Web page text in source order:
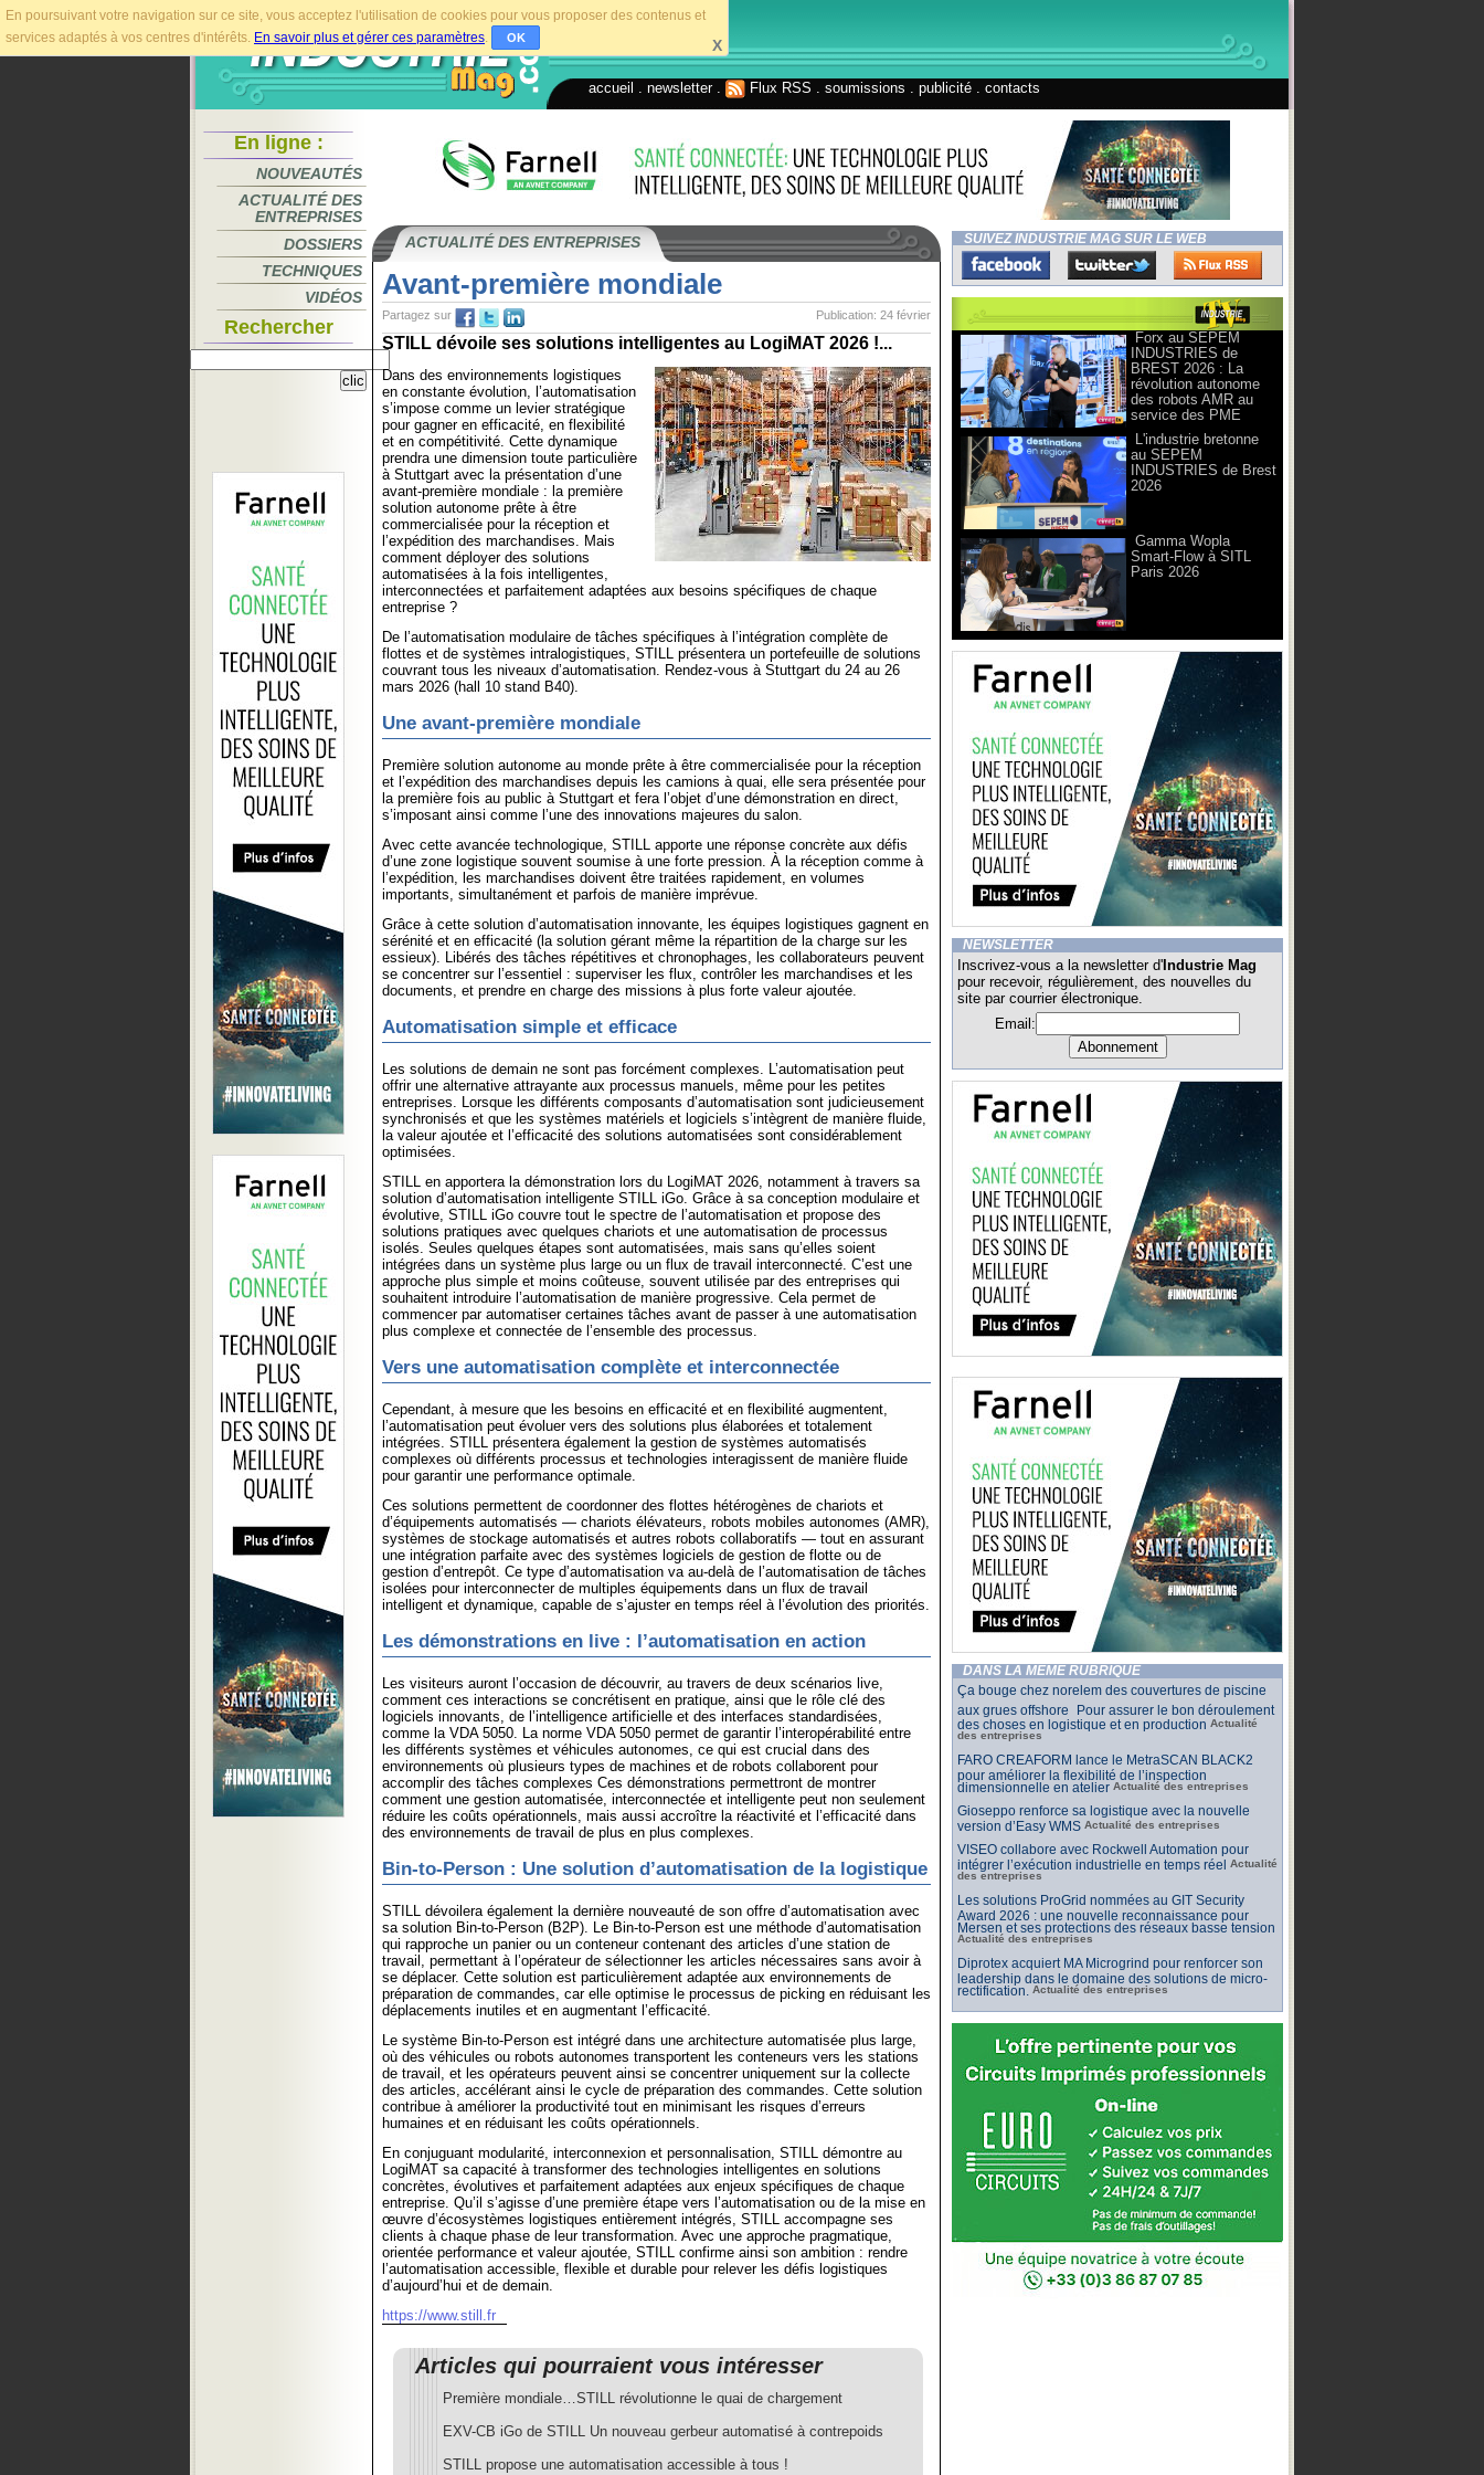
En poursuivant votre navigation sur ce site, vous acceptez l'utilisation de cookies pour vous proposer des contenus et
services adaptés à vos centres d'intérêts. En savoir plus et gérer ces paramètres. OK X
accueil newsletter. Flux RSS soumissions publicité contacts
En ligne :
NOUVEAUTÉS
ACTUALITÉ DES
ENTREPRISES
DOSSIERS
TECHNIQUES
VIDÉOS
Rechercher
ACTUALITÉ DES ENTREPRISES
Avant-première mondiale
Publication: 24 février
Partagez sur
STILL dévoile ses solutions intelligentes au LogiMAT 2026 !...
Dans des environnements logistiques
en constante évolution, l’automatisation
s’impose comme un levier stratégique
pour gagner en efficacité, en flexibilité
et en compétitivité. Cette dynamique
prendra une dimension toute particulière
à Stuttgart avec la présentation d’une
avant-première mondiale : la première
solution autonome prête à être
commercialisée pour la réception et
l’expédition des marchandises. Mais
comment déployer des solutions
automatisées à la fois intelligentes,
interconnectées et parfaitement adaptées aux besoins spécifiques de chaque
entreprise ?
De l’automatisation modulaire de tâches spécifiques à l’intégration complète de
flottes et de systèmes intralogistiques, STILL présentera un portefeuille de solutions
couvrant tous les niveaux d’automatisation. Rendez-vous à Stuttgart du 24 au 26
mars 2026 (hall 10 stand B40).
Une avant-première mondiale
Première solution autonome au monde prête à être commercialisée pour la réception
et l’expédition des marchandises depuis les camions à quai, elle sera présentée pour
la première fois au public à Stuttgart et fera l’objet d’une démonstration en direct,
s’imposant ainsi comme l’une des innovations majeures du salon.
Avec cette avancée technologique, STILL apporte une réponse concrète aux défis
d’une zone logistique souvent soumise à une forte pression. À la réception comme à
l’expédition, les marchandises doivent être traitées rapidement, en volumes
importants, simultanément et parfois de manière imprévue.
Grâce à cette solution d’automatisation innovante, les équipes logistiques gagnent en
sérénité et en efficacité (la solution gérant même la répartition de la charge sur les
essieux). Libérés des tâches répétitives et chronophages, les collaborateurs peuvent
se concentrer sur l’essentiel : superviser les flux, contrôler les marchandises et les
documents, et prendre en charge des missions à plus forte valeur ajoutée.
Automatisation simple et efficace
Les solutions de demain ne sont pas forcément complexes. L’automatisation peut
offrir une alternative attrayante aux processus manuels, même pour les petites
entreprises. Lorsque les différents composants d’automatisation sont judicieusement
synchronisés et que les systèmes matériels et logiciels s’intègrent de manière fluide,
la valeur ajoutée et l’efficacité des solutions automatisées sont considérablement
optimisées.
STILL en apportera la démonstration lors du LogiMAT 2026, notamment à travers sa
solution d’automatisation intelligente STILL iGo. Grâce à sa conception modulaire et
évolutive, STILL iGo couvre tout le spectre de l’automatisation et propose des
solutions pratiques avec quelques chariots et une automatisation de processus
isolés. Seules quelques étapes sont automatisées, mais sans qu’elles soient
intégrées dans un système plus large ou un flux de travail interconnecté. C’est une
approche plus simple et moins coûteuse, souvent utilisée par des entreprises qui
souhaitent introduire l’automatisation de manière progressive. Cela permet de
commencer par automatiser certaines tâches avant de passer à une automatisation
plus complexe et connectée de l’ensemble des processus.
Vers une automatisation complète et interconnectée
Cependant, à mesure que les besoins en efficacité et en flexibilité augmentent,
l’automatisation peut évoluer vers des solutions plus élaborées et totalement
intégrées. STILL présentera également la gestion de systèmes automatisés
complexes où différents processus et technologies interagissent de manière fluide
pour garantir une performance optimale.
Ces solutions permettent de coordonner des flottes hétérogènes de chariots et
d’équipements automatisés — chariots élévateurs, robots mobiles autonomes (AMR),
systèmes de stockage automatisés et autres robots collaboratifs — tout en assurant
une intégration parfaite avec des systèmes logiciels de gestion de flotte ou de
gestion d’entrepôt. Ce type d’automatisation va au-delà de l’automatisation de tâches
isolées pour interconnecter de multiples équipements dans un flux de travail
intelligent et dynamique, capable de s’ajuster en temps réel à l’évolution des priorités.
Les démonstrations en live : l’automatisation en action
Les visiteurs auront l’occasion de découvrir, au travers de deux scénarios live,
comment ces interactions se concrétisent en pratique, ainsi que le rôle clé des
logiciels innovants, de l’intelligence artificielle et des interfaces standardisées,
comme la VDA 5050. La norme VDA 5050 permet de garantir l’interopérabilité entre
les différents systèmes et véhicules autonomes, ce qui est crucial dans des
environnements où plusieurs types de machines et de robots collaborent pour
accomplir des tâches complexes Ces démonstrations permettront de montrer
comment une gestion automatisée, interconnectée et intelligente peut non seulement
réduire les coûts opérationnels, mais aussi accroître la réactivité et l’efficacité dans
des environnements de travail de plus en plus complexes.
Bin-to-Person : Une solution d’automatisation de la logistique
STILL dévoilera également la dernière nouveauté de son offre d’automatisation avec
sa solution Bin-to-Person (B2P). Le Bin-to-Person est une méthode d’automatisation
qui rapproche un panier ou un conteneur contenant des articles d’une station de
travail, permettant à l’opérateur de sélectionner les articles nécessaires sans avoir à
se déplacer. Cette solution est particulièrement adaptée aux environnements de
préparation de commandes, car elle optimise le processus de picking en réduisant les
déplacements inutiles et en augmentant l’efficacité.
Le système Bin-to-Person est intégré dans une architecture automatisée plus large,
où des véhicules ou robots autonomes transportent les conteneurs vers les stations
de travail, et les opérateurs peuvent ainsi se concentrer uniquement sur la collecte
des articles, accélérant ainsi le cycle de préparation des commandes. Cette solution
contribue à améliorer la productivité tout en minimisant les risques d’erreurs
humaines et en réduisant les coûts opérationnels.
En conjuguant modularité, interconnexion et personnalisation, STILL démontre au
LogiMAT sa capacité à transformer des technologies intelligentes en solutions
concrètes, évolutives et parfaitement adaptées aux enjeux spécifiques de chaque
entreprise. Qu’il s’agisse d’une première étape vers l’automatisation ou de la mise en
œuvre d’écosystèmes logistiques entièrement intégrés, STILL accompagne ses
clients à chaque phase de leur transformation. Avec une approche pragmatique,
orientée performance et valeur ajoutée, STILL confirme ainsi son ambition : rendre
l’automatisation accessible, flexible et durable pour relever les défis logistiques
d’aujourd’hui et de demain.
https://www.still.fr
Articles qui pourraient vous intéresser
Première mondiale…STILL révolutionne le quai de chargement
EXV-CB iGo de STILL Un nouveau gerbeur automatisé à contrepoids
STILL propose une automatisation accessible à tous !
SUIVEZ INDUSTRIE MAG SUR LE WEB
Forx au SEPEM
INDUSTRIES de
BREST 2026 : La
révolution autonome
des robots AMR au
service des PME
L'industrie bretonne
au SEPEM
INDUSTRIES de Brest
2026
Gamma Wopla
Smart-Flow à SITL
Paris 2026
NEWSLETTER
Inscrivez-vous a la newsletter d' Industrie Mag
pour recevoir, régulièrement, des nouvelles du
site par courrier électronique.
Email:
DANS LA MÊME RUBRIQUE
Ça bouge chez norelem des couvertures de piscine
aux grues offshore Pour assurer le bon déroulement
des choses en logistique et en production Actualité
des entreprises
FARO CREAFORM lance le MetraSCAN BLACK2
pour améliorer la flexibilité de l’inspection
dimensionnelle en atelier Actualité des entreprises
Gioseppo renforce sa logistique avec la nouvelle
version d’Easy WMS Actualité des entreprises
VISEO collabore avec Rockwell Automation pour
intégrer l’exécution industrielle en temps réel Actualité
des entreprises
Les solutions ProGrid nommées au GIT Security
Award 2026 : une nouvelle reconnaissance pour
Mersen et ses protections des réseaux basse tension
Actualité des entreprises
Diprotex acquiert MA Microgrind pour renforcer son
leadership dans le domaine des solutions de micro-
rectification.
Actualité des entreprises